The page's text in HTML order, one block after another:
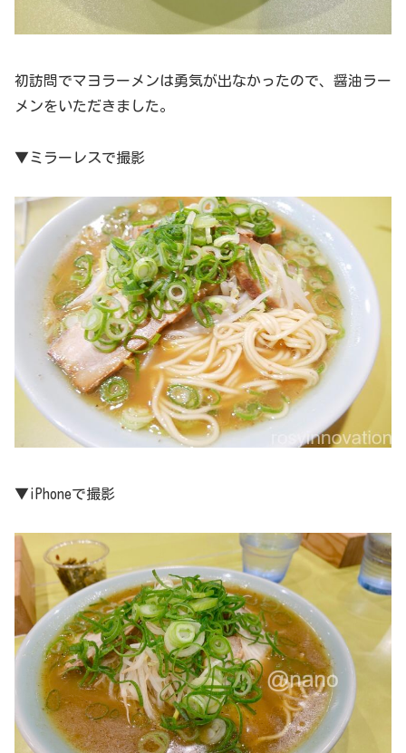
初訪問でマヨラーメンは勇気が出なかったので、醤油ラー
メンをいただきました。
▼ミラーレスで撮影
▼iPhoneで撮影